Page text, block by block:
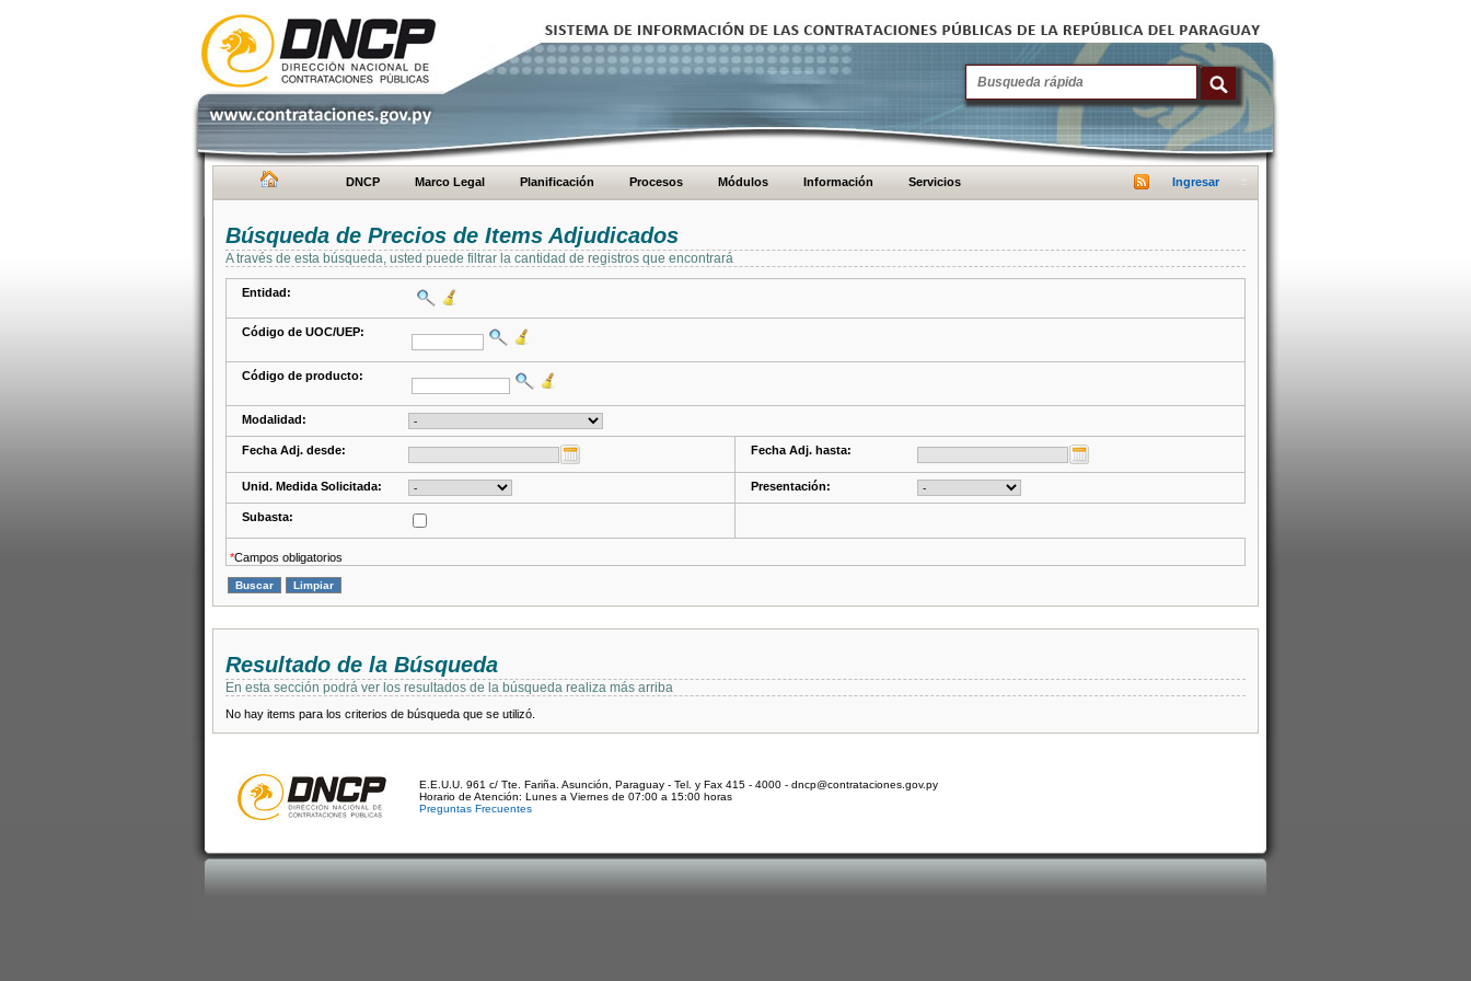
DNCP Marco Legal Planificación Procesos Módulos Información Servicios Ingresar
Búsqueda de Precios de Items Adjudicados
A través de esta búsqueda, usted puede filtrar la cantidad de registros que encontrará
Entidad:
Código de UOC/UEP:
Código de producto:
Modalidad:
Fecha Adj. desde: Fecha Adj. hasta:
Unid. Medida Solicitada: Presentación:
Subasta:
*Campos obligatorios
Resultado de la Búsqueda
En esta sección podrá ver los resultados de la búsqueda realiza más arriba
No hay items para los criterios de búsqueda que se utilizó.
E.E.U.U. 961 c/ Tte. Fariña. Asunción, Paraguay - Tel. y Fax 415 - 4000 - dncp@contrataciones.gov.py
Horario de Atención: Lunes a Viernes de 07:00 a 15:00 horas
Preguntas Frecuentes